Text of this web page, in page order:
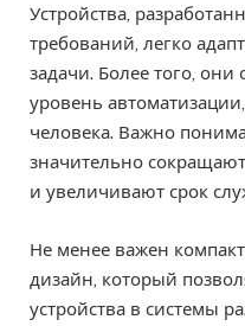
Устройства,
требований, легко
задачи. Более того,
уровень
человека. Важно
значительно
и увеличивают срок
Не менее важен
дизайн, который
устройства в системы